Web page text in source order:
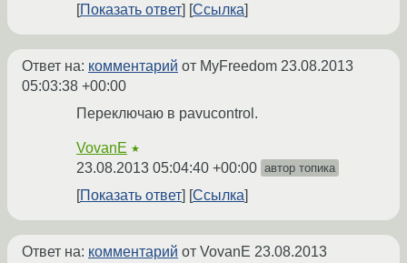
Показать ответ
Ссылка
Ответ на: комментарий от MyFreedom 23.08.2013
05:03:38 +00:00
Переключаю в pavucontrol.
VovanE ★
23.08.2013 05:04:40 +00:00 автор топика
Показать ответ Ссылка
Ответ на: комментарий от VovanE 23.08.2013